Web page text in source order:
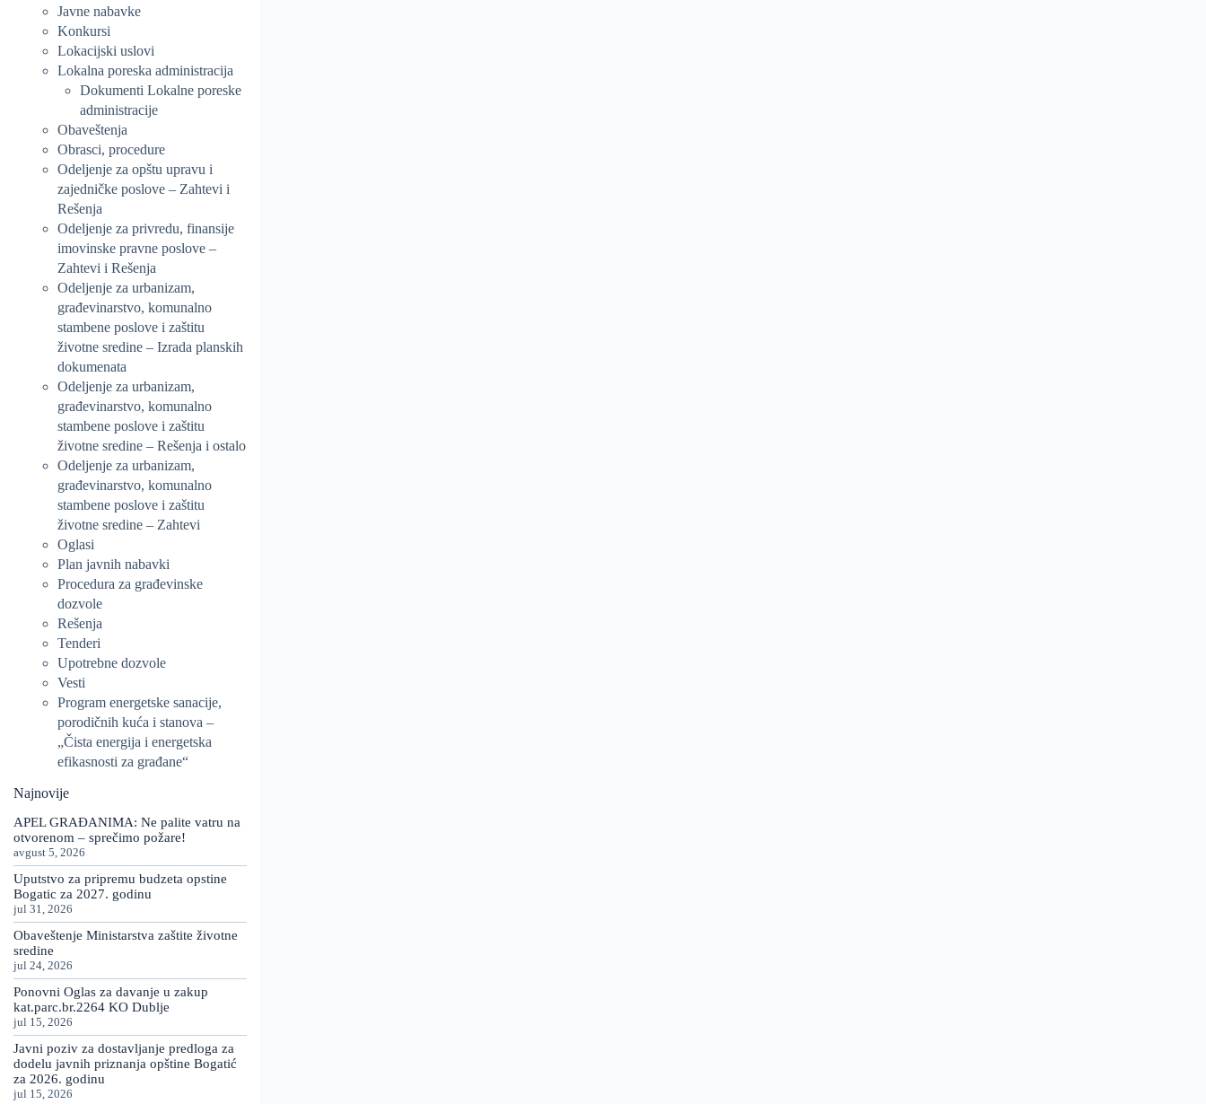
Javne nabavke
Konkursi
Lokacijski uslovi
Lokalna poreska administracija
Dokumenti Lokalne poreske
administracije
Obaveštenja
Obrasci, procedure
Odeljenje za opštu upravu i
zajedničke poslove – Zahtevi i
Rešenja
Odeljenje za privredu, finansije
imovinske pravne poslove –
Zahtevi i Rešenja
Odeljenje za urbanizam,
građevinarstvo, komunalno
stambene poslove i zaštitu
životne sredine – Izrada planskih
dokumenata
Odeljenje za urbanizam,
građevinarstvo, komunalno
stambene poslove i zaštitu
životne sredine – Rešenja i ostalo
Odeljenje za urbanizam,
građevinarstvo, komunalno
stambene poslove i zaštitu
životne sredine – Zahtevi
Oglasi
Plan javnih nabavki
Procedura za građevinske
dozvole
Rešenja
Tenderi
Upotrebne dozvole
Vesti
Program energetske sanacije,
porodičnih kuća i stanova –
„Čista energija i energetska
efikasnosti za građane“
Najnovije
APEL GRAĐANIMA: Ne palite vatru na
otvorenom – sprečimo požare!
avgust 5, 2026
Uputstvo za pripremu budzeta opstine
Bogatic za 2027. godinu
jul 31, 2026
Obaveštenje Ministarstva zaštite životne
sredine
jul 24, 2026
Ponovni Oglas za davanje u zakup
kat.parc.br.2264 KO Dublje
jul 15, 2026
Javni poziv za dostavljanje predloga za
dodelu javnih priznanja opštine Bogatić
za 2026. godinu
jul 15, 2026